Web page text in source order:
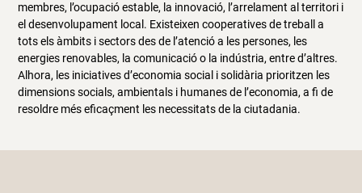
membres, l’ocupació estable, la innovació, l’arrelament al territori i
el desenvolupament local. Existeixen cooperatives de treball a
tots els àmbits i sectors des de l’atenció a les persones, les
energies renovables, la comunicació o la indústria, entre d’altres.
Alhora, les iniciatives d’economia social i solidària prioritzen les
dimensions socials, ambientals i humanes de l’economia, a fi de
resoldre més eficaçment les necessitats de la ciutadania.